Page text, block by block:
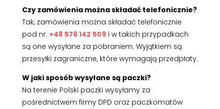
Czy zamówienia można składać telefonicznie?
Tak, zamówienia można składać telefonicznie
pod nr. +48 576 142 509i w takich przypadkach
są one wysyłane za pobraniem. Wyjątkiem są
przesyłki zagraniczne, które wymagają przedpłaty.
W jaki sposób wysyłane są paczki?
Na terenie Polski paczki wysyłamy za
pośrednictwem firmy DPD oraz paczkomatów